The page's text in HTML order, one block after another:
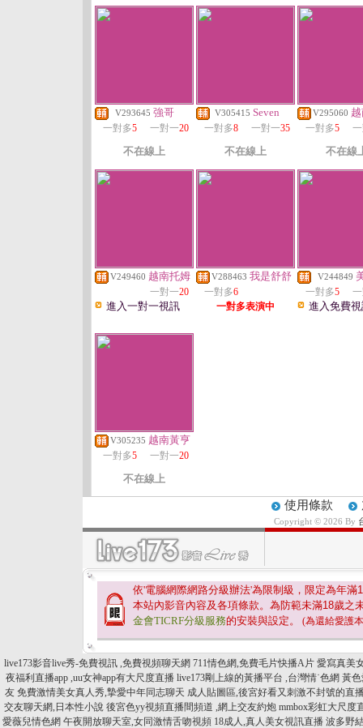
V293645 強哥
一對多5 一對一20
不在線上
V305415 Seven
一對多8 一對一35
不在線上
V295060
一對多5
不在線
V249460 越南托姆
一對一20
進入一對一視訊
V288463 我是舒舒
一對多6
一對多表演中
V244849
一對多5
進入免費
V305235 越南黃亨
一對多5 一對一20
不在線上
使用條款
Copyright © 2026 By
依'電腦網際網路分級辦法'為限制級，限定為年滿
本站內影音內容及各項條款。為防範未滿18歲之
金會TICRF分級服務的安裝與設定。 (為還給愛護
live173影音live秀-免費視訊 ,免費視頻聊天網 711情色網,免費毛片快播A片 愛寫真美
夜福利直播app ,uu女神app有大尺度直播 live173剛上線的黃播平台 ,台灣情˙色網 黃
友 免費激情美女真人秀,摯愛中年同志聊天 成人貼圖區,後宮好看又刺激不封號的直
交友聊天網,日本性小說 後宮色yy視頻直播間頻道 ,網上交友約炮 mmbox彩虹大尺度
愛薇兒情色網 午夜開放聊天室,女同激情舌吻視頻 18成人,真人美女視訊直播 波多野